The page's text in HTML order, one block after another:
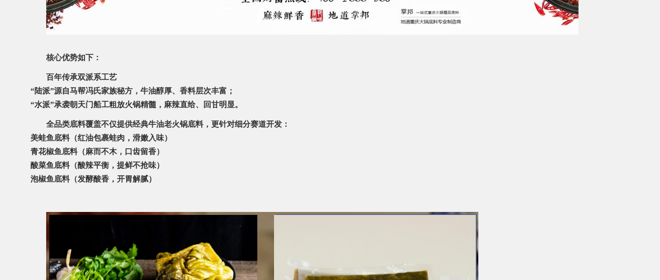
核心优势如下 ：
百年传承双派系工艺
“陆派”源自马帮冯氏家族秘方，牛油醇厚、香料层次丰富；
“水派”承袭朝天门船工粗放火锅精髓，麻辣直给、回甘明显。
全品类底料覆盖不仅提供经典牛油老火锅底料，更针对细分赛道开发：
美蛙鱼底料（红油包裹蛙肉，滑嫩入味）
青花椒鱼底料（麻而不木，口齿留香）
酸菜鱼底料（酸辣平衡，提鲜不抢味）
泡椒鱼底料（发酵酸香，开胃解腻）